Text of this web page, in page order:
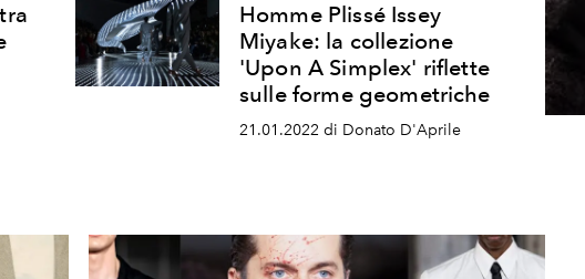
Homme Plissé Issey
Miyake: la collezione
'Upon A Simplex' riflette
sulle forme geometriche
21.01.2022 di Donato D'Aprile